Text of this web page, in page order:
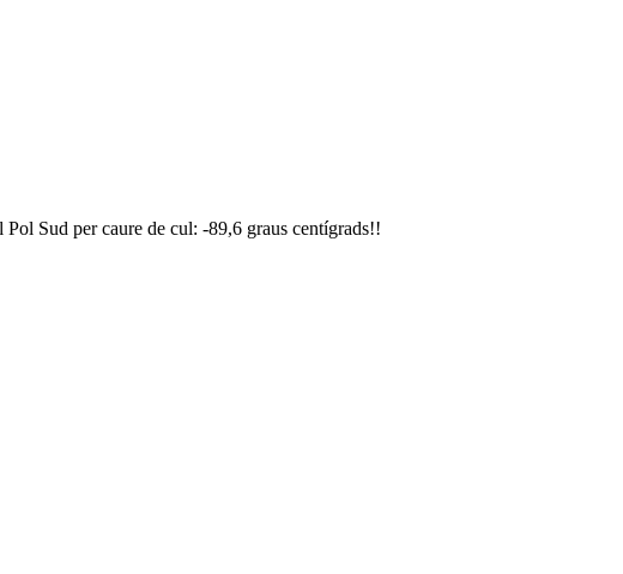
Sud per caure de cul: -89,6 graus centígrads!!